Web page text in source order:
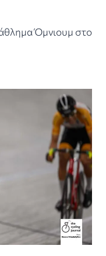
Όμνιουμ στο